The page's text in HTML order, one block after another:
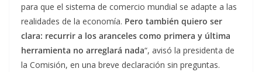
para que el sistema de comercio mundial se adapte a las
realidades de la economía. Pero también quiero ser
clara: recurrir a los aranceles como primera y última
herramienta no arreglará nada“, avisó la presidenta de
la Comisión, en una breve declaración sin preguntas.